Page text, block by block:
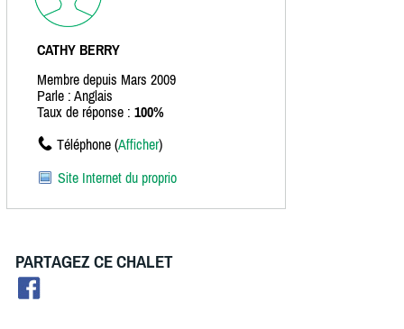
CATHY BERRY
Membre depuis Mars 2009
Parle : Anglais
Taux de réponse : 100%
Téléphone (Afficher)
Site Internet du proprio
PARTAGEZ CE CHALET